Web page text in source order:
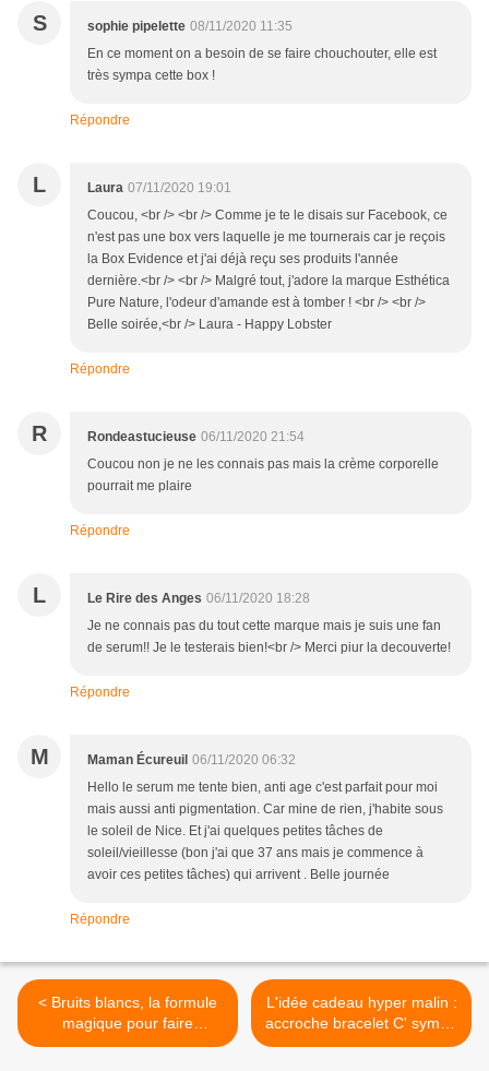
S sophie pipelette 08/11/2020 11:35
En ce moment on a besoin de se faire chouchouter, elle est
très sympa cette box !
Répondre
L Laura 07/11/2020 19:01
Coucou, <br /> <br /> Comme je te le disais sur Facebook, ce
n'est pas une box vers laquelle je me tournerais car je reçois
la Box Evidence et j'ai déjà reçu ses produits l'année
dernière.<br /> <br /> Malgré tout, j'adore la marque Esthética
Pure Nature, l'odeur d'amande est à tomber ! <br /> <br />
Belle soirée,<br /> Laura - Happy Lobster
Répondre
R Rondeastucieuse 06/11/2020 21:54
Coucou non je ne les connais pas mais la crème corporelle
pourrait me plaire
Répondre
L Le Rire des Anges 06/11/2020 18:28
Je ne connais pas du tout cette marque mais je suis une fan
de serum!! Je le testerais bien!<br /> Merci piur la decouverte!
Répondre
M Maman Écureuil 06/11/2020 06:32
Hello le serum me tente bien, anti age c'est parfait pour moi
mais aussi anti pigmentation. Car mine de rien, j'habite sous
le soleil de Nice. Et j'ai quelques petites tâches de
soleil/vieillesse (bon j'ai que 37 ans mais je commence à
avoir ces petites tâches) qui arrivent . Belle journée
Répondre
< Bruits blancs, la formule
magique pour faire
endormir bébé avec
L'idée cadeau hyper malin :
accroche bracelet C' sympa
ça (comment accrocher son